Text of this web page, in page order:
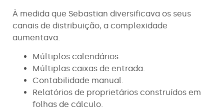
À medida que Sebastian diversificava os seus
canais de distribuição, a complexidade
aumentava.
Múltiplos calendários.
Múltiplas caixas de entrada.
Contabilidade manual.
Relatórios de proprietários construídos em
folhas de cálculo.